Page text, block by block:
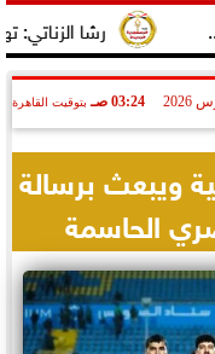
رشا الزناتي: تهنئ
03:24 صـ بتوقيت القاهرة
ويبعث برسالة
الحاسمة